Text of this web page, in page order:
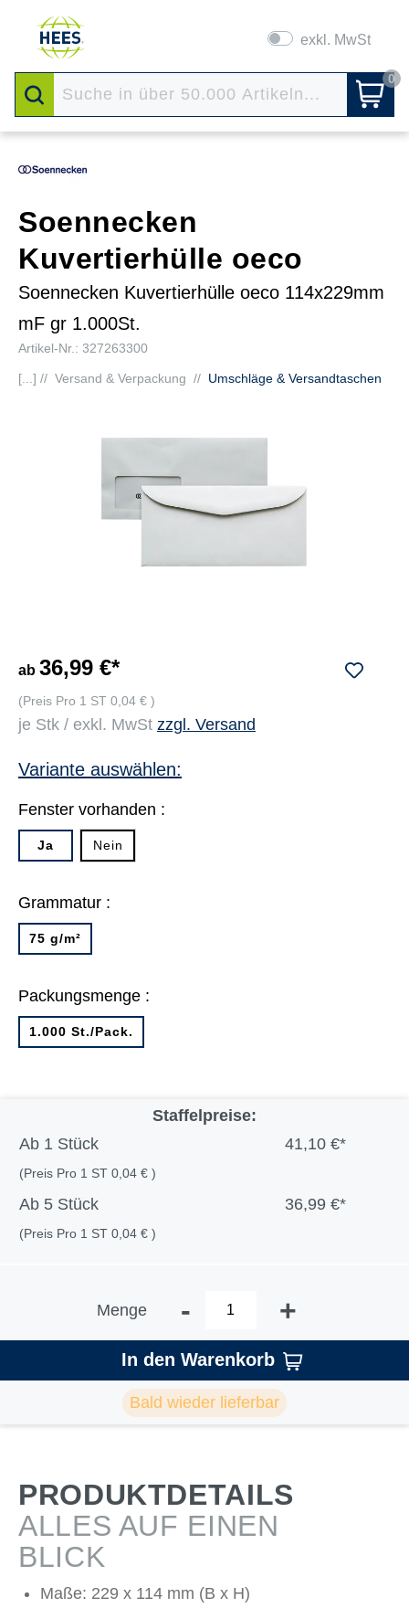
exkl. MwSt
0
Soennecken
Kuvertierhülle oeco
Soennecken Kuvertierhülle oeco 114x229mm
mF gr 1.000St.
Artikel-Nr.: 327263300
[...] // Versand & Verpackung // Umschläge & Versandtaschen
ab 36,99 €*
(Preis Pro 1 ST 0,04 € )
je Stk / exkl. MwSt zzgl. Versand
Variante auswählen:
Fenster vorhanden :
Ja Nein
Grammatur :
75 g/m²
Packungsmenge :
1.000 St./Pack.
Staffelpreise:
Ab 1 Stück 41,10 €*
(Preis Pro 1 ST 0,04 € )
Ab 5 Stück 36,99 €*
(Preis Pro 1 ST 0,04 € )
Menge - +
In den Warenkorb
Bald wieder lieferbar
PRODUKTDETAILS
ALLES AUF EINEN
BLICK
Maße: 229 x 114 mm (B x H)